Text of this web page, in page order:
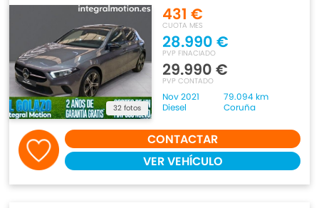
32 fotos
431 €
CUOTA MES
28.990 €
PVP FINACIADO
29.990 €
PVP CONTADO
Nov 2021
79.094 km
Diesel
Coruña
CONTACTAR
VER VEHÍCULO